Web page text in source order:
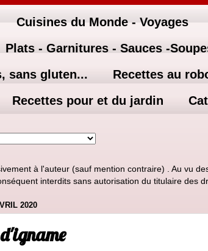
Cuisines du Monde - Voyages
Plats - Garnitures - Sauces -
sans gluten...
Recettes au
Recettes pour et du jardin
à l'auteur (sauf mention contraire) . Au vu
interdits sans autorisation du titulaire des
2020